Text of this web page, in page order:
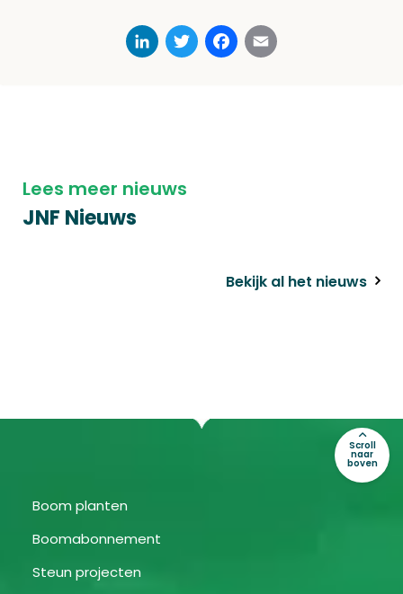
LinkedInTwitterFacebook
Lees meer nieuws
JNF Nieuws
Bekijk al het nieuws
Boom planten
Boomabonnement
Steun projecten
Scroll
naar
boven